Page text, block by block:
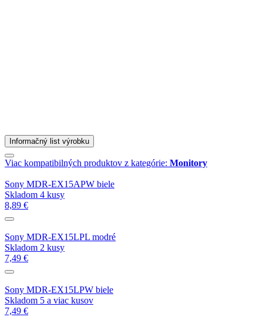
Informačný list výrobku
Viac kompatibilných produktov z kategórie: Monitory
Sony MDR-EX15APW biele
Skladom 4 kusy
8,89 €
Sony MDR-EX15LPL modré
Skladom 2 kusy
7,49 €
Sony MDR-EX15LPW biele
Skladom 5 a viac kusov
7,49 €